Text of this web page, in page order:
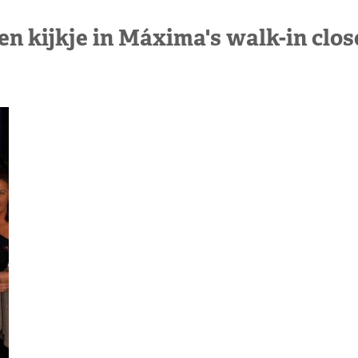
kijkje in Máxima's walk-in